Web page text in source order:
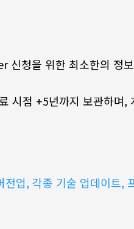
청을 위한 최소한의 정
시점 +5년까지 보관하며,
전업, 각종 기술 업데이트,